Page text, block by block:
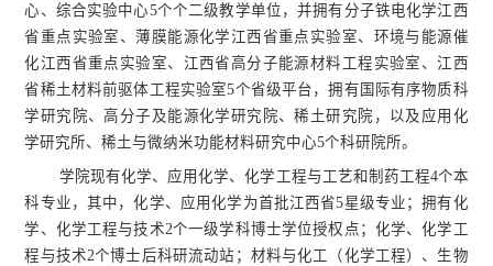
心、综合实验中心5个个二级教学单位，并拥有分子铁电化学江西
省重点实验室、薄膜能源化学江西省重点实验室、环境与能源催
化江西省重点实验室、 江西省高分子能源材料工程实验室、江西
省稀土材料前驱体工程实验室5个省级平台，拥有国际有序物质科
学研究院、高分子及能源化学研究院、稀土研究院，以及应用化
学研究所、稀土与微纳米功能材料研究中心5个科研院所。
学院现有化学、应用化学、化学工程与工艺和制药工程4个本
科专业，其中，化学、应用化学为首批江西省5星级专业；拥有化
学、化学工程与技术2个一级学科博士学位授权点；化学、化学工
程与技术2个博士后科研流动站；材料与化工（化学工程）、生物